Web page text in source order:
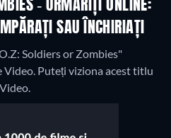
- URMĂRIȚI ONLINE:
SAU ÎNCHIRIAȚI
Soldiers or Zombies"
Video. Puteți viziona acest titlu